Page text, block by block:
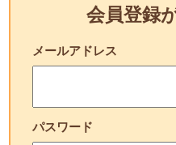
会員登録
メールアドレス
パスワード